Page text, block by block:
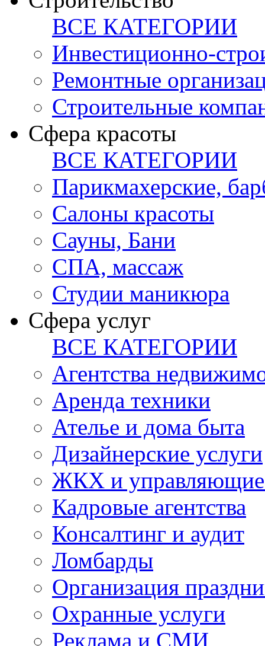
ВСЕ КАТЕГОРИИ
Инвестиционно-
Ремонтные
Строительные
Сфера красоты
ВСЕ КАТЕГОРИИ
Парикмахерские,
Салоны красоты
Сауны, Бани
СПА, массаж
Студии маникюра
Сфера услуг
ВСЕ КАТЕГОРИИ
Агентства
Аренда техники
Ателье и дома быта
Дизайнерские услуги
ЖКХ и управляющие
Кадровые агентства
Консалтинг и аудит
Ломбарды
Организация
Охранные услуги
Реклама и СМИ